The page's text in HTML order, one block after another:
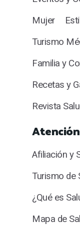
Mujer
Turismo
Familia y
Recetas y
Revista
Afiliación y
Turismo de
¿Qué es
Mapa de